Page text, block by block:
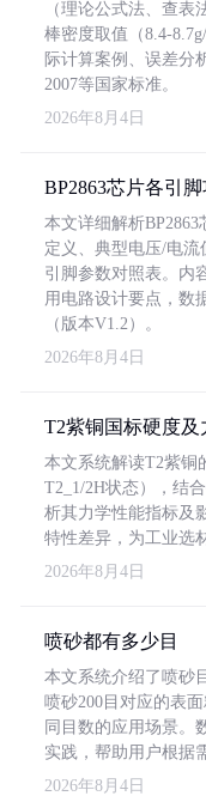
（理论公式法、查
棒密度取值（8.4-
际计算案例、误差分
2007等国家标准。
2026年8月4日
BP2863芯片各引
本文详细解析
定义、典型电压/电
引脚参数对照表。内
用电路设计要点，数
（版本V1.2）。
2026年8月4日
T2紫铜国标硬度
本文系统解读T2紫铜
T2_1/2H状态），结
析其力学性能指标及
特性差异，为工业选
2026年8月4日
喷砂都有多少目
本文系统介绍了喷砂
喷砂200目对应的表
同目数的应用场景。
实践，帮助用户根据
2026年8月4日